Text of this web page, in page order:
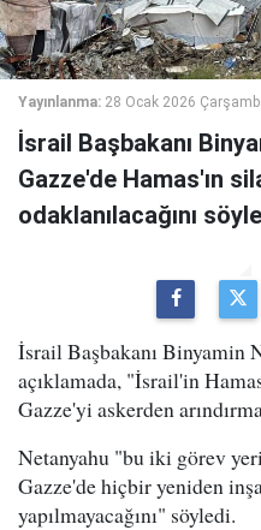
Yayınlanma: 28 Ocak 2026
İsrail Başbakanı
Gazze'de Hamas'ın
odaklanılacağını
İsrail Başbakanı Binyamin
açıklamada, "İsrail'in
Gazze'yi askerden
Netanyahu "bu iki görev
Gazze'de hiçbir yeniden inşa
yapılmayacağını" söyledi.